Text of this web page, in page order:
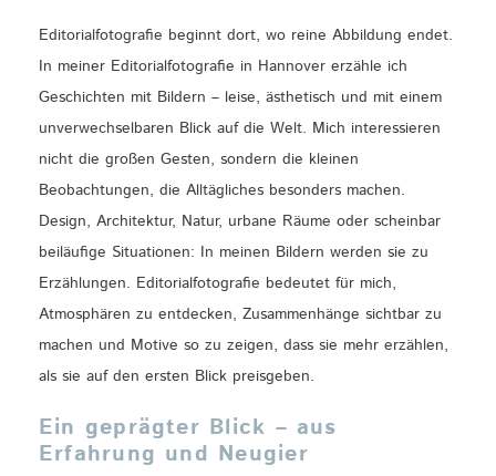
Editorialfotografie beginnt dort, wo reine Abbildung endet.
In meiner Editorialfotografie in Hannover erzähle ich
Geschichten mit Bildern – leise, ästhetisch und mit einem
unverwechselbaren Blick auf die Welt. Mich interessieren
nicht die großen Gesten, sondern die kleinen
Beobachtungen, die Alltägliches besonders machen.
Design, Architektur, Natur, urbane Räume oder scheinbar
beiläufige Situationen: In meinen Bildern werden sie zu
Erzählungen. Editorialfotografie bedeutet für mich,
Atmosphären zu entdecken, Zusammenhänge sichtbar zu
machen und Motive so zu zeigen, dass sie mehr erzählen,
als sie auf den ersten Blick preisgeben.
Ein geprägter Blick – aus
Erfahrung und Neugier